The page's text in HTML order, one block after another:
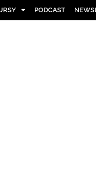
PODCAST